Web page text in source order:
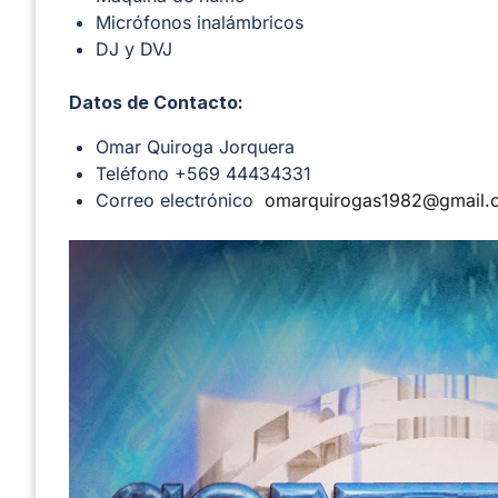
Micrófonos inalámbricos
DJ y DVJ
Datos de Contacto:
Omar Quiroga Jorquera
Teléfono +569 44434331
Correo electrónico